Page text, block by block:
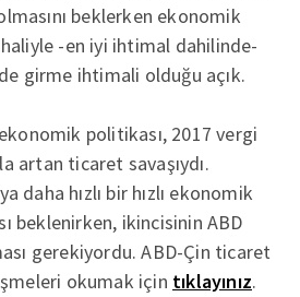
beklerken ekonomik
-en iyi ihtimal dahilinde-
girme ihtimali olduğu açık.
politikası, 2017 vergi
artan ticaret savaşıydı.
daha hızlı bir hızlı ekonomik
beklenirken, ikincisinin ABD
gerekiyordu. ABD-Çin ticaret
okumak için tıklayınız.